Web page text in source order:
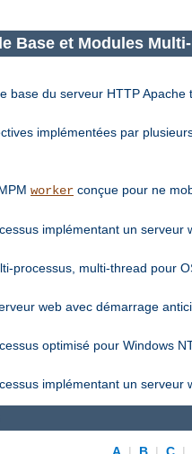
Base et Modules
base du serveur HTTP Apache
implémentées par
worker conçue pour ne
implémentant un
processus, multi-thread pour
web avec démarrage
optimisé pour Windows
implémentant un serveur